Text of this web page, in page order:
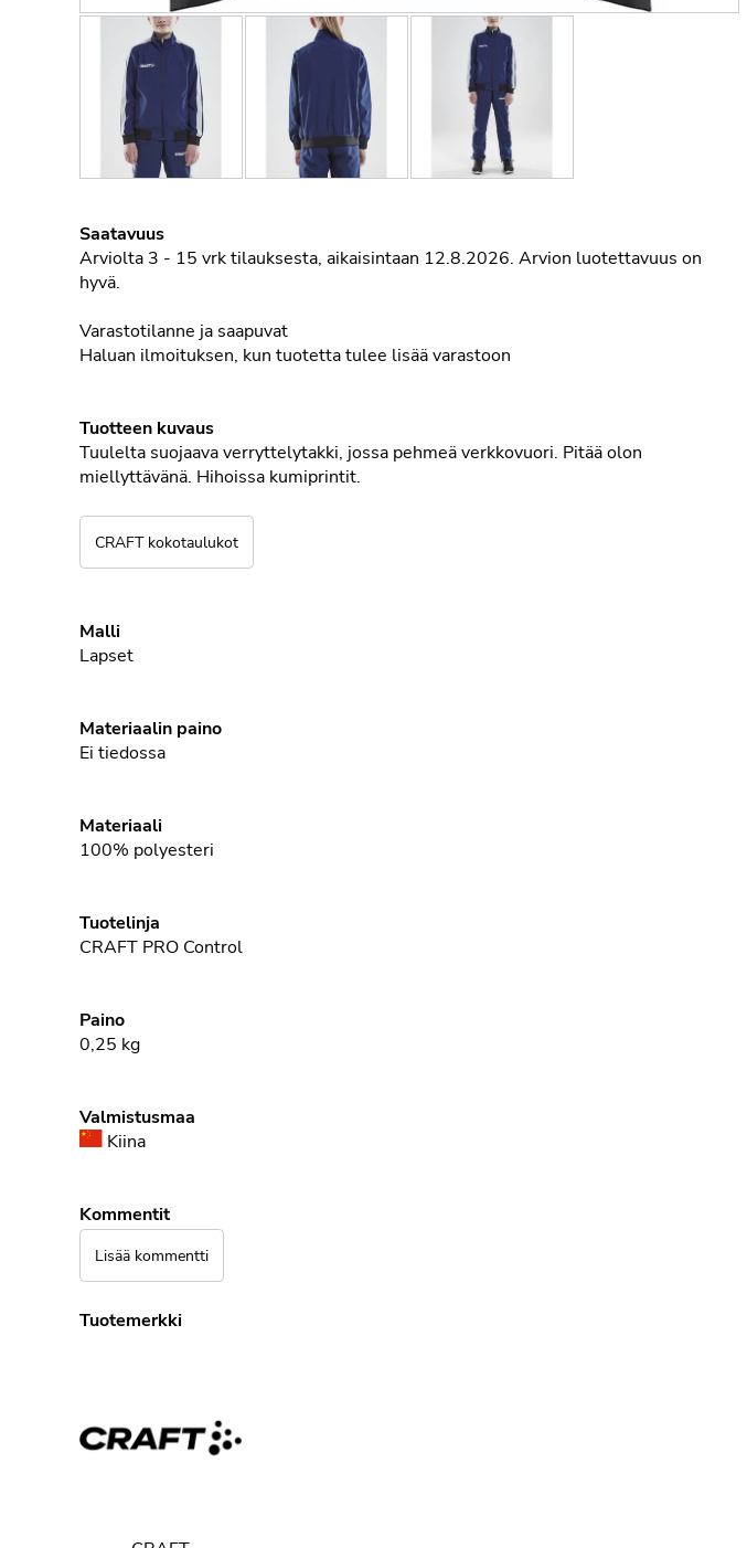
Saatavuus
Arviolta 3 - 15 vrk tilauksesta, aikaisintaan 12.8.2026. Arvion luotettavuus on
hyvä.
Varastotilanne ja saapuvat
Haluan ilmoituksen, kun tuotetta tulee lisää varastoon
Tuotteen kuvaus
Tuulelta suojaava verryttelytakki, jossa pehmeä verkkovuori. Pitää olon
miellyttävänä. Hihoissa kumiprintit.
CRAFT kokotaulukot
Malli
Lapset
Materiaalin paino
Ei tiedossa
Materiaali
100% polyesteri
Tuotelinja
CRAFT PRO Control
Paino
0,25 kg
Valmistusmaa
Kiina
Kommentit
Lisää kommentti
Tuotemerkki